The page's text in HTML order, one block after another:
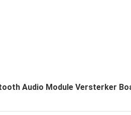
Audio Module Versterker